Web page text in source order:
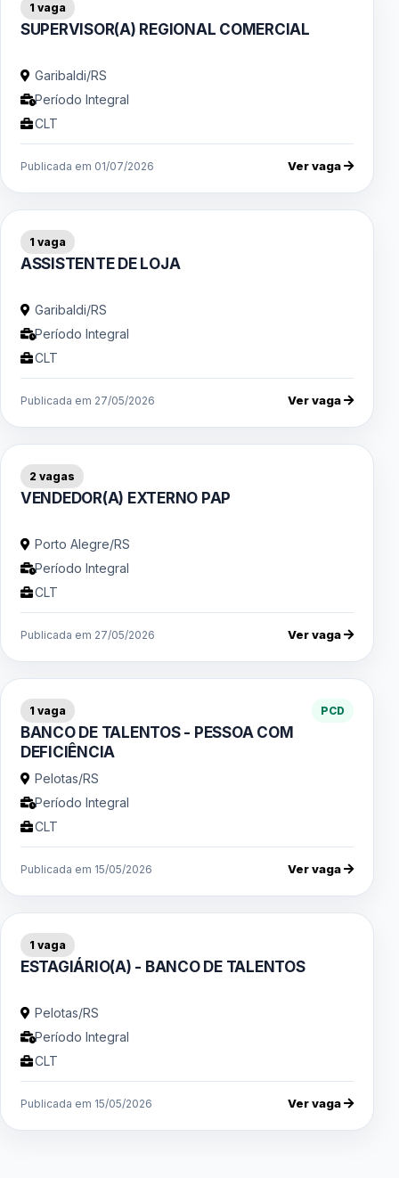
1 vaga
SUPERVISOR(A) REGIONAL COMERCIAL
Garibaldi/RS
Período Integral
CLT
Publicada em 01/07/2026 Ver vaga
1 vaga
ASSISTENTE DE LOJA
Garibaldi/RS
Período Integral
CLT
Publicada em 27/05/2026 Ver vaga
2 vagas
VENDEDOR(A) EXTERNO PAP
Porto Alegre/RS
Período Integral
CLT
Publicada em 27/05/2026 Ver vaga
1 vaga PCD
BANCO DE TALENTOS - PESSOA COM
DEFICIÊNCIA
Pelotas/RS
Período Integral
CLT
Publicada em 15/05/2026 Ver vaga
1 vaga
ESTAGIÁRIO(A) - BANCO DE TALENTOS
Pelotas/RS
Período Integral
CLT
Publicada em 15/05/2026 Ver vaga